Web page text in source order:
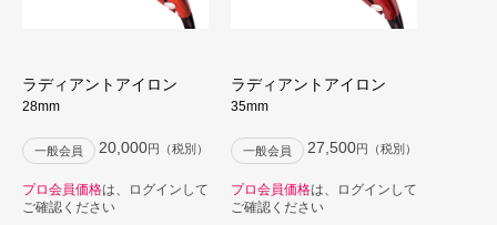
ラディアントアイロン
28mm
一般会員 20,000円（税別）
プロ会員価格は、ログインして
ご確認ください
ラディアントアイロン
35mm
一般会員 27,500円（税別）
プロ会員価格は、ログインして
ご確認ください